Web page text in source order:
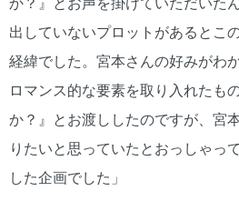
出していないプロットがあるとこ
経緯でした。宮本さんの好みがわ
ロマンス的な要素を取り入れたも
か？』とお渡ししたのですが、宮
りたいと思っていたとおっしゃっ
した企画でした」